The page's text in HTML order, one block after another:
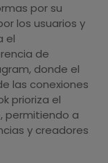
por su
los usuarios y
el
de
donde el
las conexiones
prioriza el
permitiendo a
y creadores